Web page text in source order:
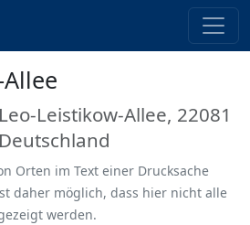
Leistikow-Allee, 22081
Orten im Text einer Drucksache
daher möglich, dass hier nicht alle
werden.